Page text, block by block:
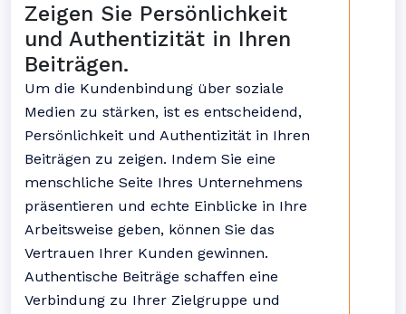
Zeigen Sie Persönlichkeit
und Authentizität in Ihren
Beiträgen.
Um die Kundenbindung über soziale
Medien zu stärken, ist es entscheidend,
Persönlichkeit und Authentizität in Ihren
Beiträgen zu zeigen. Indem Sie eine
menschliche Seite Ihres Unternehmens
präsentieren und echte Einblicke in Ihre
Arbeitsweise geben, können Sie das
Vertrauen Ihrer Kunden gewinnen.
Authentische Beiträge schaffen eine
Verbindung zu Ihrer Zielgruppe und